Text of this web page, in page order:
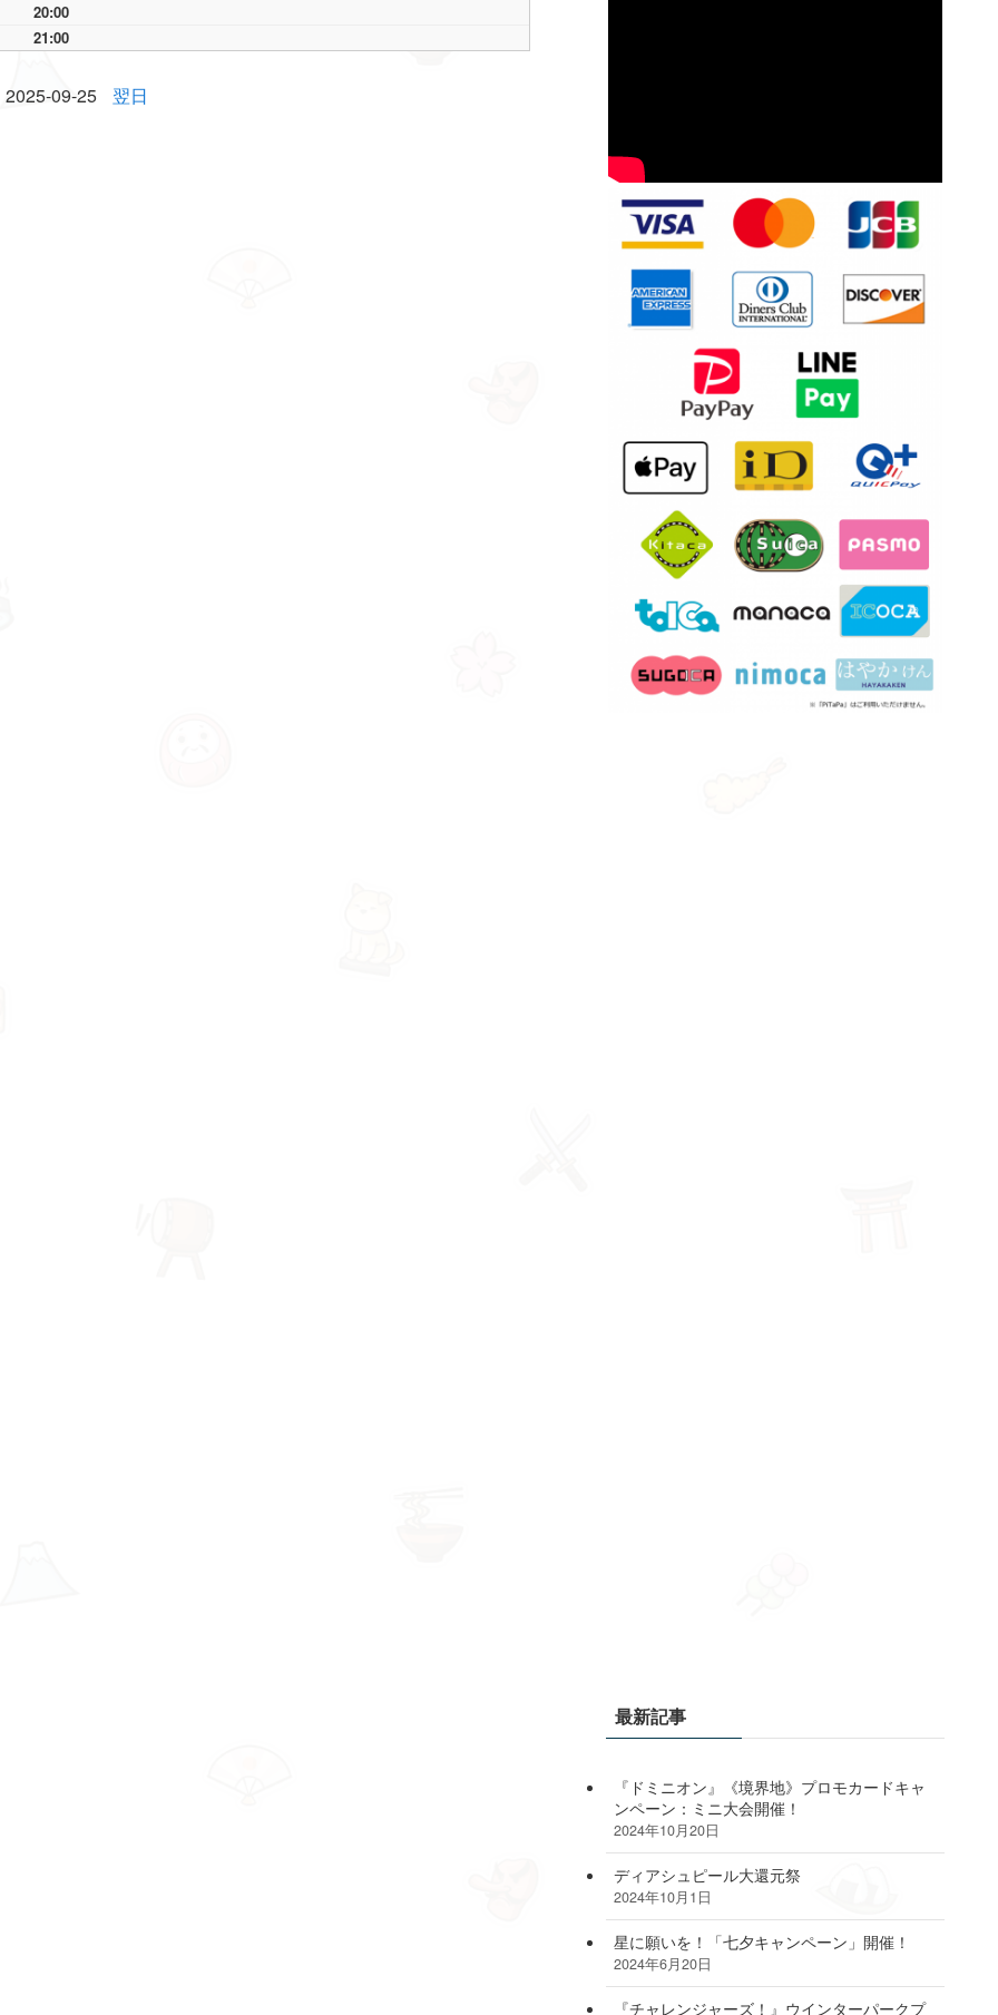
20:00
21:00
2025-09-25 翌日
最新記事
『ドミニオン』《境界地》プロモカードキャ
ンペーン：ミニ大会開催！
2024年10月20日
ディアシュピール大還元祭
2024年10月1日
星に願いを！「七夕キャンペーン」開催！
2024年6月20日
『チャレンジャーズ！』ウインターパークプ